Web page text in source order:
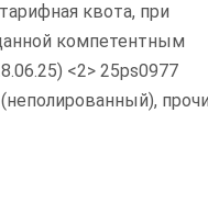
квота, при
компетентным
органом (пост.977 от 28.06.25) <2> 25ps0977